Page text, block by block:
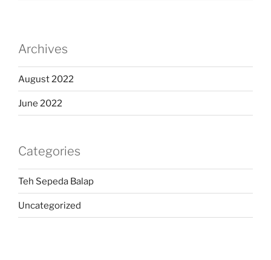
Archives
August 2022
June 2022
Categories
Teh Sepeda Balap
Uncategorized